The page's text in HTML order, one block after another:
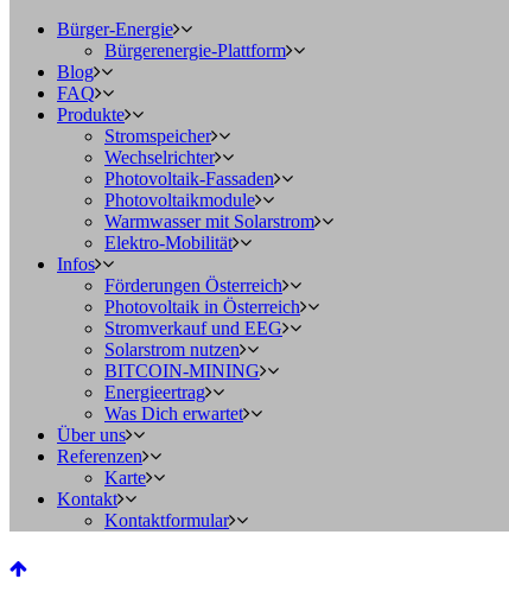
Bürger-Energie
Bürgerenergie-Plattform
Blog
FAQ
Produkte
Stromspeicher
Wechselrichter
Photovoltaik-Fassaden
Photovoltaikmodule
Warmwasser mit Solarstrom
Elektro-Mobilität
Infos
Förderungen Österreich
Photovoltaik in Österreich
Stromverkauf und EEG
Solarstrom nutzen
BITCOIN-MINING
Energieertrag
Was Dich erwartet
Über uns
Referenzen
Karte
Kontakt
Kontaktformular